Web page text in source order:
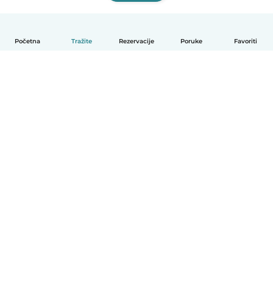
Početna Tražite Rezervacije Poruke Favoriti